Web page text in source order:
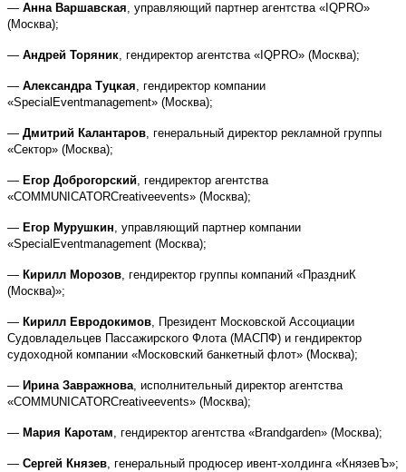
— Анна Варшавская, управляющий партнер агентства « IQPRO»
(Москва);
— Андрей Торяник, гендиректор агентства « IQPRO» (Москва);
— Александра Туцкая, гендиректор компании
«Special Eventmanagement» (Москва);
— Дмитрий Калантаров, генеральный директор рекламной группы
«Сектор» (Москва);
— Егор Доброгорский, гендиректор агентства
«COMMUNICATORCreativeevents» (Москва);
— Егор Мурушкин, управляющий партнер компании
«Special Eventmanagement (Москва);
— Кирилл Морозов, гендиректор группы компаний «ПраздниК
(Москва)»;
— Кирилл Евродокимов, Президент Московской Ассоциации
Судовладельцев Пассажирского Флота (МАСПФ) и гендиректор
судоходной компании «Московский банкетный флот» (Москва);
— Ирина Завражнова, исполнительный директор агентства
«COMMUNICATORCreativeevents» (Москва);
— Мария Каротам, гендиректор агентства «Brandgarden» (Москва);
— Сергей Князев, генеральный продюсер ивент-холдинга «КнязевЪ»;